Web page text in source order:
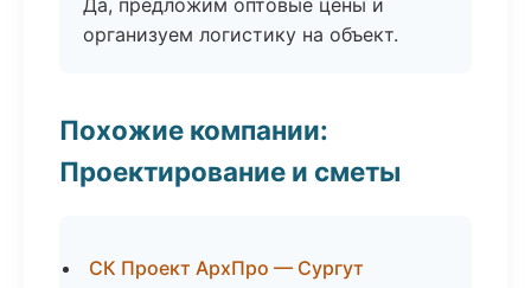
Да, предложим оптовые цены и
организуем логистику на объект.
Похожие компании:
Проектирование и сметы
СК Проект АрхПро — Сургут